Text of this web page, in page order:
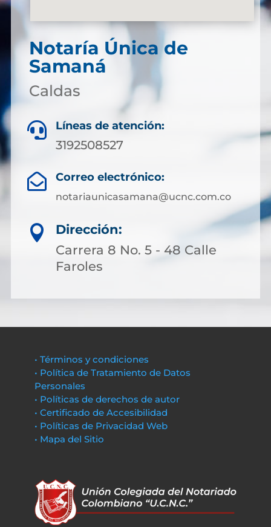
Notaría Única de
Samaná
Caldas
 Líneas de atención:
3192508527
 Correo electrónico:
notariaunicasamana@ucnc.com.co

Dirección:
Carrera 8 No. 5 - 48 Calle
Faroles
• Términos y condiciones
• Política de Tratamiento de Datos
Personales
• Políticas de derechos de autor
• Certificado de Accesibilidad
• Políticas de Privacidad Web
• Mapa del Sitio